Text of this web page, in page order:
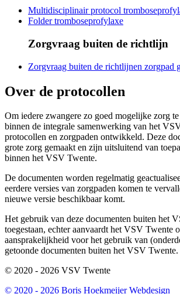
Multidisciplinair protocol
Folder tromboseprofylaxe
Zorgvraag buiten de richtlijn
Zorgvraag buiten de richtlijnen zorgpad
Over de protocollen
Om iedere zwangere zo goed mogelijke zorg
binnen de integrale samenwerking van het
protocollen en zorgpaden ontwikkeld. Deze
grote zorg gemaakt en zijn uitsluitend van
binnen het VSV Twente.
De documenten worden regelmatig
eerdere versies van zorgpaden komen te
nieuwe versie beschikbaar komt.
Het gebruik van deze documenten buiten het
toegestaan, echter aanvaardt het VSV Twente
aansprakelijkheid voor het gebruik van
getoonde documenten buiten het VSV Twente.
© 2020 - 2026 VSV Twente
© 2020 - 2026 Boris Hoekmeijer Webdesign